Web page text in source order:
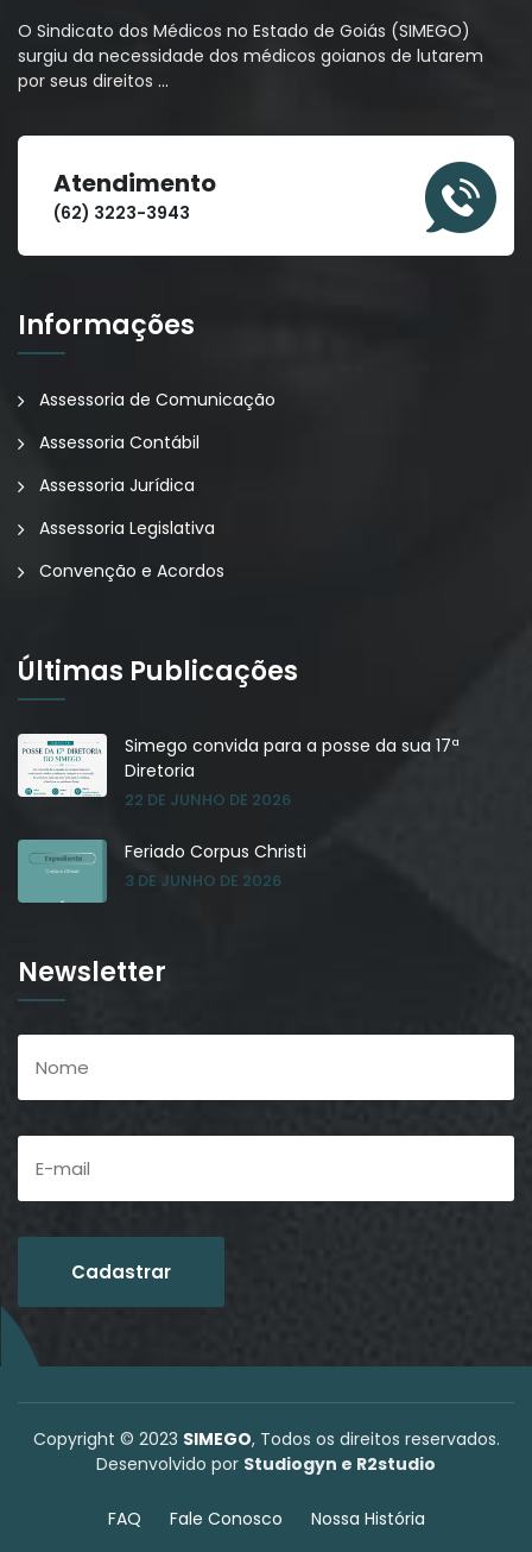
O Sindicato dos Médicos no Estado de Goiás (SIMEGO)
surgiu da necessidade dos médicos goianos de lutarem
por seus direitos …
Atendimento
(62) 3223-3943
Informações
Assessoria de Comunicação
Assessoria Contábil
Assessoria Jurídica
Assessoria Legislativa
Convenção e Acordos
Últimas Publicações
Simego convida para a posse da sua 17ª
Diretoria
22 DE JUNHO DE 2026
Feriado Corpus Christi
3 DE JUNHO DE 2026
Newsletter
Copyright © 2023 SIMEGO, Todos os direitos reservados.
Desenvolvido por Studiogyn e R2studio
FAQ Fale Conosco Nossa História